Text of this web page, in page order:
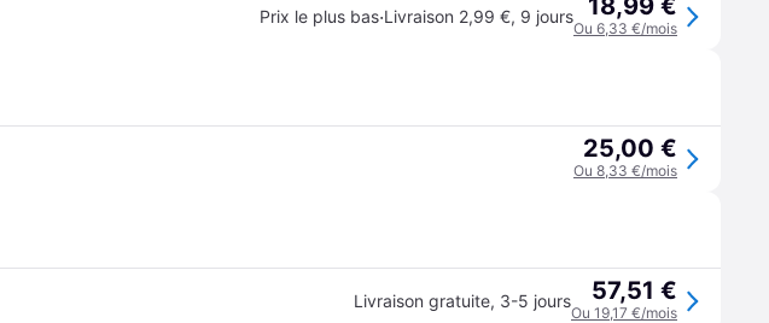
Prix le plus bas·Livraison 2,99 €, 9 jours 18,99 €
Ou 6,33 €/mois
25,00 €
Ou 8,33 €/mois
Livraison gratuite, 3-5 jours 57,51 €
Ou 19,17 €/mois